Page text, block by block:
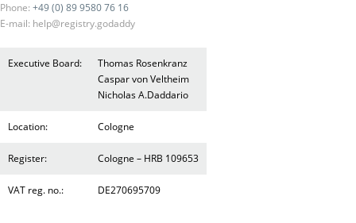
Phone: +49 (0) 89 9580 76 16
E-mail: help@registry.godaddy
Executive Board:
Thomas Rosenkranz
Caspar von Veltheim
Nicholas A.Daddario
Location: Cologne
Register: Cologne – HRB 109653
VAT reg. no.: DE270695709